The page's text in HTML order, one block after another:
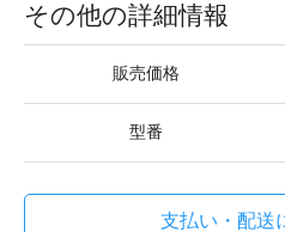
その他の詳細情報
販売価格
型番
支払い・配送